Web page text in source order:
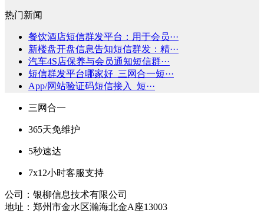
热门新闻
餐饮酒店短信群发平台：用于会员···
新楼盘开盘信息告知短信群发：精···
汽车4S店保养与会员通知短信群···
短信群发平台哪家好_三网合一短···
App/网站验证码短信接入_短···
三网合一
365天免维护
5秒速达
7x12小时客服支持
公司：银柳信息技术有限公司
地址：郑州市金水区瀚海北金A座13003